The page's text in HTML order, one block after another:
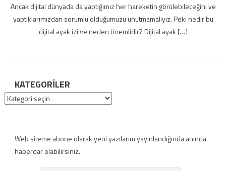
Ancak dijital dünyada da yaptığımız her hareketin görülebileceğini ve
yaptıklarımızdan sorumlu olduğumuzu unutmamalıyız. Peki nedir bu
dijital ayak izi ve neden önemlidir? Dijital ayak […]
KATEGORILER
Kategoriler
Web siteme abone olarak yeni yazılarım yayınlandığında anında
haberdar olabilirsiniz.